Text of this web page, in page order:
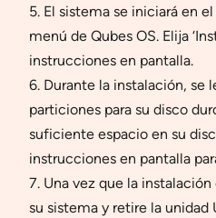
5. El sistema se iniciará en
menú de Qubes OS. Elija
instrucciones en pantalla.
6. Durante la instalación, se
particiones para su disco
suficiente espacio en su
instrucciones en pantalla
7. Una vez que la
su sistema y retire la unidad